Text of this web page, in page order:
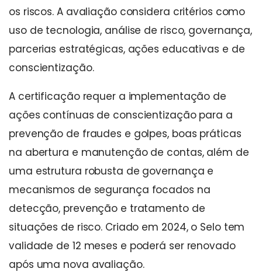
os riscos. A avaliação considera critérios como
uso de tecnologia, análise de risco, governança,
parcerias estratégicas, ações educativas e de
conscientização.
A certificação requer a implementação de
ações contínuas de conscientização para a
prevenção de fraudes e golpes, boas práticas
na abertura e manutenção de contas, além de
uma estrutura robusta de governança e
mecanismos de segurança focados na
detecção, prevenção e tratamento de
situações de risco. Criado em 2024, o Selo tem
validade de 12 meses e poderá ser renovado
após uma nova avaliação.